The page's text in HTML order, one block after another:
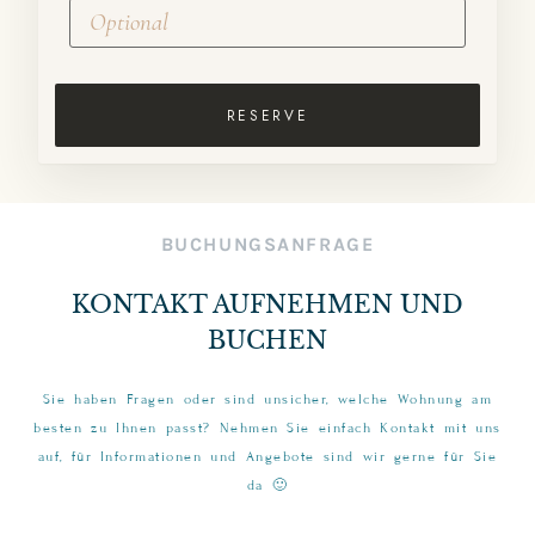
RESERVE
BUCHUNGSANFRAGE
KONTAKT AUFNEHMEN UND
BUCHEN
Sie haben Fragen oder sind unsicher, welche Wohnung am
besten zu Ihnen passt? Nehmen Sie einfach Kontakt mit uns
auf, für Informationen und Angebote sind wir gerne für Sie
da 🙂